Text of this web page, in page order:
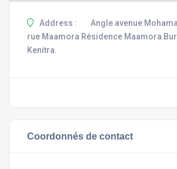
Address :
Angle avenue
rue Maamora Résidence Maamora
Kenitra.
Coordonnés de contact